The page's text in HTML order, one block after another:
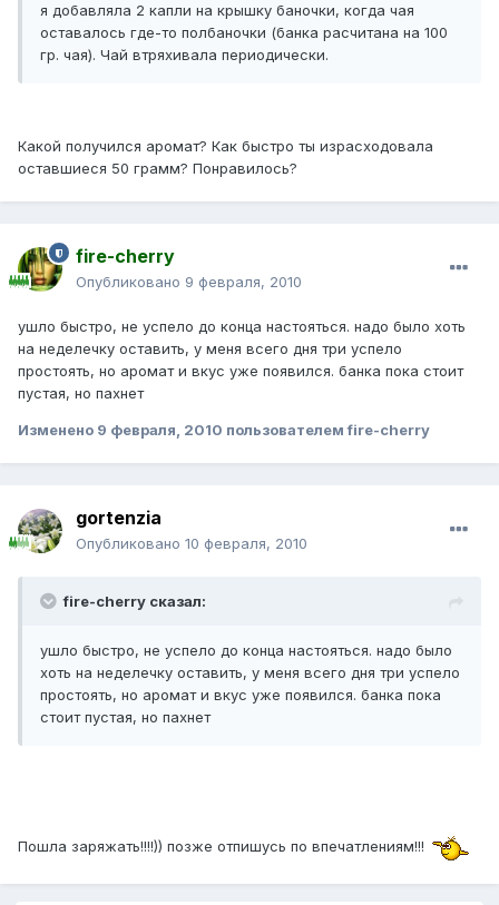
я добавляла 2 капли на крышку баночки, когда чая
оставалось где-то полбаночки (банка расчитана на 100
гр. чая). Чай втряхивала периодически.
Какой получился аромат? Как быстро ты израсходовала
оставшиеся 50 грамм? Понравилось?
fire-cherry
Опубликовано 9 февраля, 2010
ушло быстро, не успело до конца настояться. надо было хоть
на неделечку оставить, у меня всего дня три успело
простоять, но аромат и вкус уже появился. банка пока стоит
пустая, но пахнет
Изменено 9 февраля, 2010 пользователем fire-cherry
gortenzia
Опубликовано 10 февраля, 2010
fire-cherry сказал:
ушло быстро, не успело до конца настояться. надо было
хоть на неделечку оставить, у меня всего дня три успело
простоять, но аромат и вкус уже появился. банка пока
стоит пустая, но пахнет
Пошла заряжать!!!!)) позже отпишусь по впечатлениям!!!